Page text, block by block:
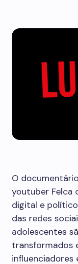
O
youtuber Felca
digital e
das redes
adolescentes
transformados
influenciadores